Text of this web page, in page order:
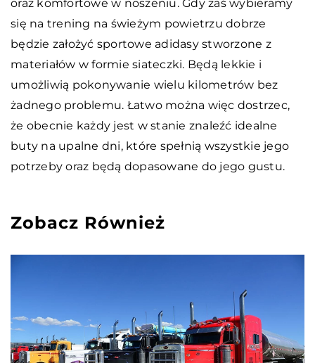
oraz komfortowe w noszeniu. Gdy zaś wybieramy
się na trening na świeżym powietrzu dobrze
będzie założyć sportowe adidasy stworzone z
materiałów w formie siateczki. Będą lekkie i
umożliwią pokonywanie wielu kilometrów bez
żadnego problemu. Łatwo można więc dostrzec,
że obecnie każdy jest w stanie znaleźć idealne
buty na upalne dni, które spełnią wszystkie jego
potrzeby oraz będą dopasowane do jego gustu.
Zobacz Również